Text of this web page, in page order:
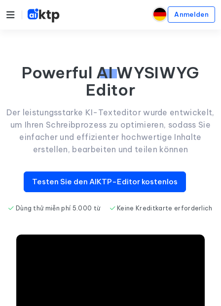
Anmelden
Powerful AIWYSIWYG
Editor
Der leistungsstarke KI-Texteditor wurde entwickelt,
um Ihren Schreibprozess zu optimieren, sodass Sie
einfacher und effizienter hochwertige Inhalte
erstellen, bearbeiten und teilen können
Testen Sie den AIKTP-Editor kostenlos
Dùng thử miễn phí 5.000 từ Keine Kreditkarte erforderlich